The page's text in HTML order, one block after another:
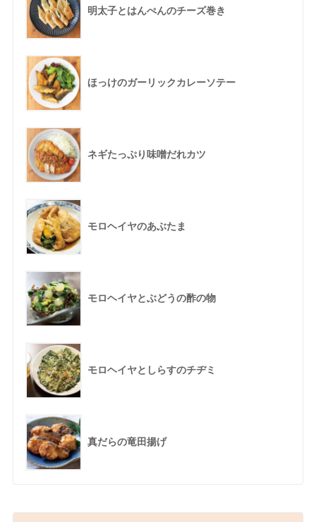
明太子とはんぺんのチーズ巻き
ほっけのガーリックカレーソテー
ネギたっぷり味噌だれカツ
モロヘイヤのあぶたま
モロヘイヤとぶどうの酢の物
モロヘイヤとしらすのチヂミ
真だらの竜田揚げ